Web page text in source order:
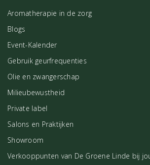
Aromatherapie in de zorg
Blogs
Event-Kalender
Gebruik geurfrequenties
Olie en zwangerschap
Milieubewustheid
Private label
Salons en Praktijken
Showroom
Verkooppunten van De Groene Linde bij